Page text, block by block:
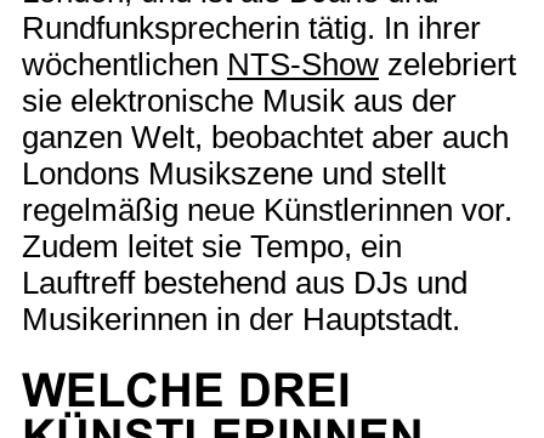
Rundfunksprecherin tätig. In ihrer
wöchentlichen NTS-Show zelebriert
sie elektronische Musik aus der
ganzen Welt, beobachtet aber auch
Londons Musikszene und stellt
regelmäßig neue Künstlerinnen vor.
Zudem leitet sie Tempo, ein
Lauftreff bestehend aus DJs und
Musikerinnen in der Hauptstadt.
WELCHE DREI